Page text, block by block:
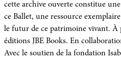
cette archive ouverte constitue
ce Ballet, une ressource
le futur de ce patrimoine vivant. À
éditions JBE Books. En
Avec le soutien de la fondation